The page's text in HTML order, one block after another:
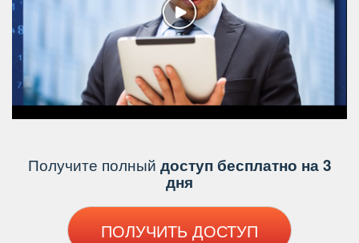
Получите полный доступ бесплатно на 3
дня
ПОЛУЧИТЬ ДОСТУП